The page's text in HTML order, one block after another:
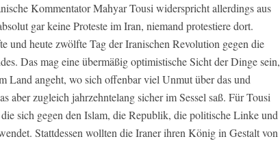
Kommentator Mahyar Tousi widerspricht allerdings aus
gar keine Proteste im Iran, niemand protestiere dort.
und heute zwölfte Tag der Iranischen Revolution gegen die
Das mag eine übermäßig optimistische Sicht der Dinge sein,
Land angeht, wo sich offenbar viel Unmut über das und
aber zugleich jahrzehntelang sicher im Sessel saß. Für Tousi
sich gegen den Islam, die Republik, die politische Linke und
Stattdessen wollten die Iraner ihren König in Gestalt von